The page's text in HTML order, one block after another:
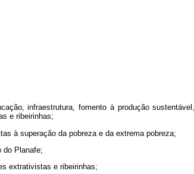
infraestrutura, fomento à produção
e ribeirinhas;
à superação da pobreza e da extrema pobreza;
do Planafe;
extrativistas e ribeirinhas;